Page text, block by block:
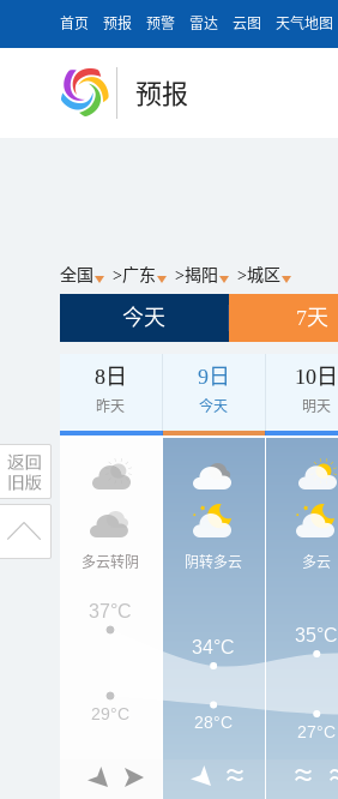
首页 预报 预警 雷达 云图 天气地图
预报
全国 >广东 >揭阳 >城区
今天 7天
8日
昨天
9日
今天
10日
明天
多云转阴 阴转多云 多云
37°C
34°C
35°C
29°C 28°C 27°C